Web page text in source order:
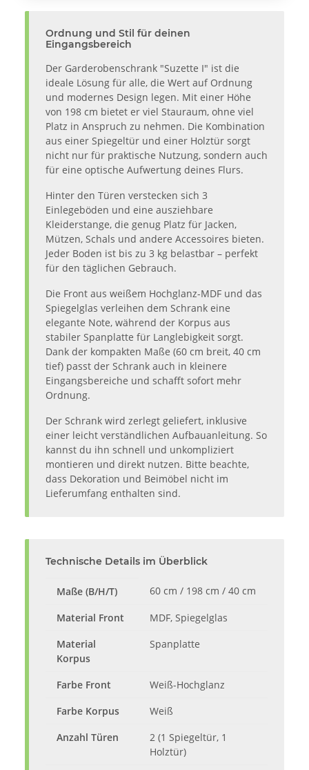
Ordnung und Stil für deinen
Eingangsbereich
Der Garderobenschrank "Suzette I" ist die
ideale Lösung für alle, die Wert auf Ordnung
und modernes Design legen. Mit einer Höhe
von 198 cm bietet er viel Stauraum, ohne viel
Platz in Anspruch zu nehmen. Die Kombination
aus einer Spiegeltür und einer Holztür sorgt
nicht nur für praktische Nutzung, sondern auch
für eine optische Aufwertung deines Flurs.
Hinter den Türen verstecken sich 3
Einlegeböden und eine ausziehbare
Kleiderstange, die genug Platz für Jacken,
Mützen, Schals und andere Accessoires bieten.
Jeder Boden ist bis zu 3 kg belastbar – perfekt
für den täglichen Gebrauch.
Die Front aus weißem Hochglanz-MDF und das
Spiegelglas verleihen dem Schrank eine
elegante Note, während der Korpus aus
stabiler Spanplatte für Langlebigkeit sorgt.
Dank der kompakten Maße (60 cm breit, 40 cm
tief) passt der Schrank auch in kleinere
Eingangsbereiche und schafft sofort mehr
Ordnung.
Der Schrank wird zerlegt geliefert, inklusive
einer leicht verständlichen Aufbauanleitung. So
kannst du ihn schnell und unkompliziert
montieren und direkt nutzen. Bitte beachte,
dass Dekoration und Beimöbel nicht im
Lieferumfang enthalten sind.
Technische Details im Überblick
Maße (B/H/T) 60 cm / 198 cm / 40 cm
Material Front
MDF, Spiegelglas
Material
Korpus
Spanplatte
Farbe Front
Weiß-Hochglanz
Farbe Korpus
Weiß
Anzahl Türen
2 (1 Spiegeltür, 1
Holztür)